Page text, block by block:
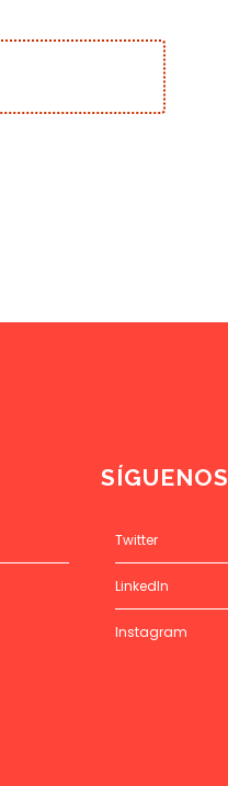
SÍGUENOS
Twitter
LinkedIn
Instagram